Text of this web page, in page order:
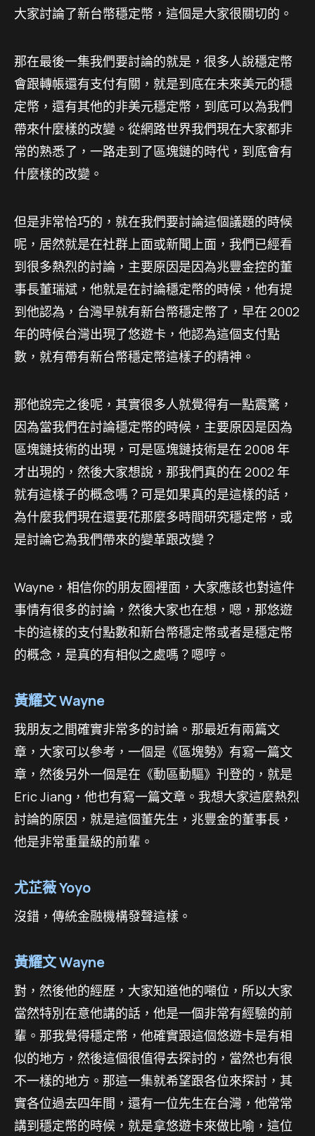
大家討論了新台幣穩定幣，這個是大家很關切的。
那在最後一集我們要討論的就是，很多人說穩定幣
會跟轉帳還有支付有關，就是到底在未來美元的穩
定幣，還有其他的非美元穩定幣，到底可以為我們
帶來什麼樣的改變。從網路世界我們現在大家都非
常的熟悉了，一路走到了區塊鏈的時代，到底會有
什麼樣的改變。
但是非常恰巧的，就在我們要討論這個議題的時候
呢，居然就是在社群上面或新聞上面，我們已經看
到很多熱烈的討論，主要原因是因為兆豐金控的董
事長董瑞斌，他就是在討論穩定幣的時候，他有提
到他認為，台灣早就有新台幣穩定幣了，早在 2002
年的時候台灣出現了悠遊卡，他認為這個支付點
數，就有帶有新台幣穩定幣這樣子的精神。
那他說完之後呢，其實很多人就覺得有一點震驚，
因為當我們在討論穩定幣的時候，主要原因是因為
區塊鏈技術的出現，可是區塊鏈技術是在 2008 年
才出現的，然後大家想說，那我們真的在 2002 年
就有這樣子的概念嗎？可是如果真的是這樣的話，
為什麼我們現在還要花那麼多時間研究穩定幣，或
是討論它為我們帶來的變革跟改變？
Wayne，相信你的朋友圈裡面，大家應該也對這件
事情有很多的討論，然後大家也在想，嗯，那悠遊
卡的這樣的支付點數和新台幣穩定幣或者是穩定幣
的概念，是真的有相似之處嗎？嗯哼。
黃耀文 Wayne
我朋友之間確實非常多的討論。那最近有兩篇文
章，大家可以參考，一個是《區塊勢》有寫一篇文
章，然後另外一個是在《動區動驅》刊登的，就是
Eric Jiang，他也有寫一篇文章。我想大家這麼熱烈
討論的原因，就是這個董先生，兆豐金的董事長，
他是非常重量級的前輩。
尤芷薇 Yoyo
沒錯，傳統金融機構發聲這樣。
黃耀文 Wayne
對，然後他的經歷，大家知道他的噸位，所以大家
當然特別在意他講的話，他是一個非常有經驗的前
輩。那我覺得穩定幣，他確實跟這個悠遊卡是有相
似的地方，然後這個很值得去探討的，當然也有很
不一樣的地方。那這一集就希望跟各位來探討，其
實各位過去四年間，還有一位先生在台灣，他常常
講到穩定幣的時候，就是拿悠遊卡來做比喻，這位